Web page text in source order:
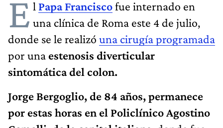
E l Papa Franciscofue internado en
una clínica de Roma este 4 de julio,
donde se le realizó una cirugía programada
por una estenosis diverticular
sintomática del colon.
Jorge Bergoglio, de 84 años, permanece
por estas horas en el Policlínico Agostino